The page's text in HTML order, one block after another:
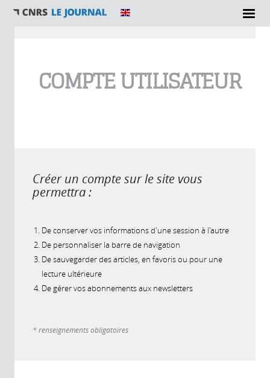
COMPTE UTILISATEUR
Créer un compte sur le site vous
permettra :
De conserver vos informations d'une session à l'autre
De personnaliser la barre de navigation
De sauvegarder des articles, en favoris ou pour une
lecture ultérieure
De gérer vos abonnements aux newsletters
* renseignements obligatoires